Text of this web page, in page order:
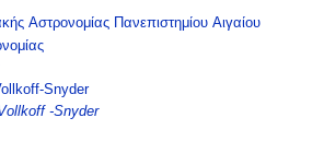
Αστρονομίας Πανεπιστημίου Αιγαίου
Snyder
-Snyder